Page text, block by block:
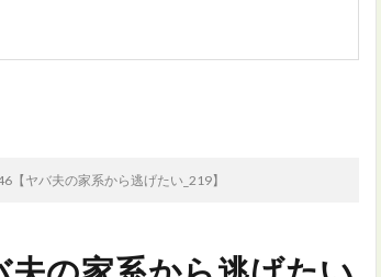
【ヤバ夫の家系から逃げたい_219】